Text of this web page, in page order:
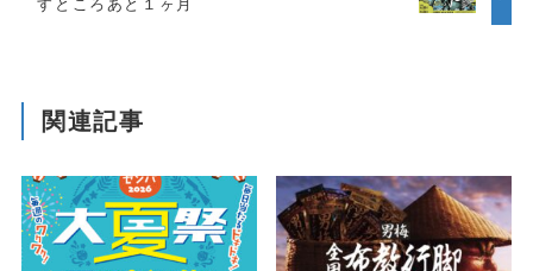
すところあと１ヶ月
関連記事